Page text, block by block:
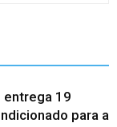
entrega 19
para a